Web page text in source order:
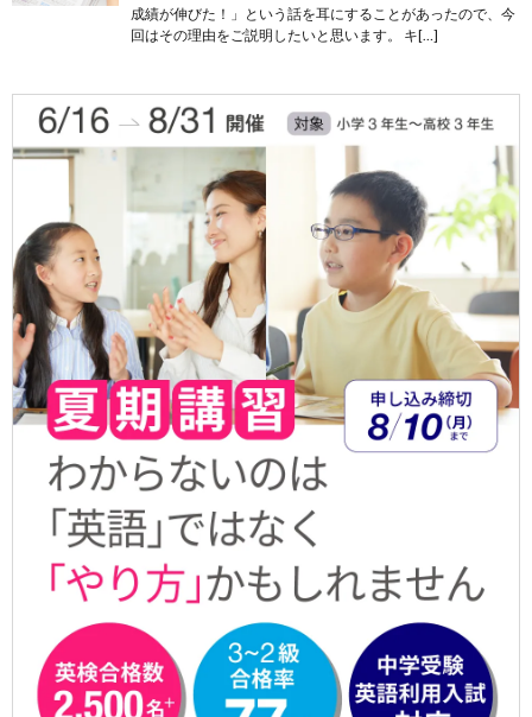
成績が伸びた！」という話を耳にすることがあったので、今
回はその理由をご説明したいと思います。 キ[…]